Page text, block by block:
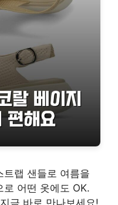
트랩 샌들로 여름을
어떤 옷에도 OK.
금 바로 만나보세요!